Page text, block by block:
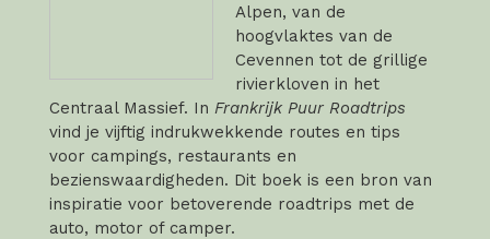
Alpen, van de
hoogvlaktes van de
Cevennen tot de grillige
rivierkloven in het
Centraal Massief. In Frankrijk Puur Roadtrips
vind je vijftig indrukwekkende routes en tips
voor campings, restaurants en
bezienswaardigheden. Dit boek is een bron van
inspiratie voor betoverende roadtrips met de
auto, motor of camper.